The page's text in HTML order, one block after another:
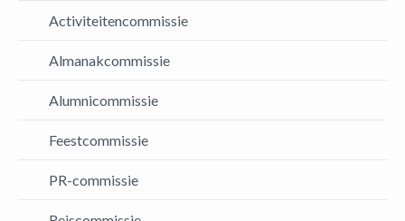
Activiteitencommissie
Almanakcommissie
Alumnicommissie
Feestcommissie
PR-commissie